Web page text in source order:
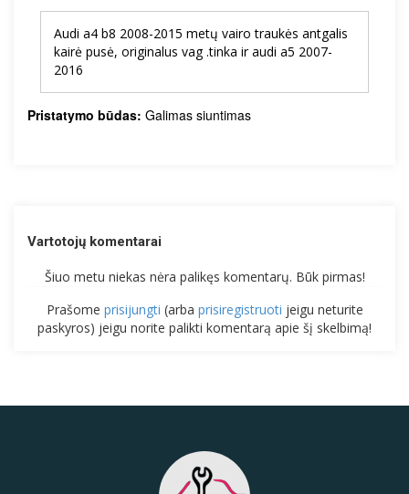
Audi a4 b8 2008-2015 metų vairo traukės antgalis
kairė pusė, originalus vag .tinka ir audi a5 2007-
2016
Pristatymo būdas: Galimas siuntimas
Vartotojų komentarai
Šiuo metu niekas nėra palikęs komentarų. Būk pirmas!
Prašome prisijungti (arba prisiregistruoti jeigu neturite
paskyros) jeigu norite palikti komentarą apie šį skelbimą!